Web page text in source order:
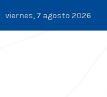
viernes, 7 agosto 2026